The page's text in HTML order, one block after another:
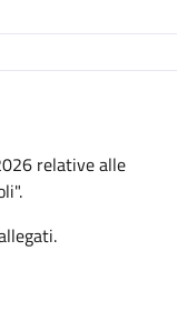
relative alle